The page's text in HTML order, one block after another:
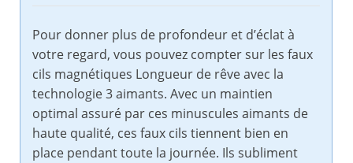
Pour donner plus de profondeur et d’éclat à
votre regard, vous pouvez compter sur les faux
cils magnétiques Longueur de rêve avec la
technologie 3 aimants. Avec un maintien
optimal assuré par ces minuscules aimants de
haute qualité, ces faux cils tiennent bien en
place pendant toute la journée. Ils subliment